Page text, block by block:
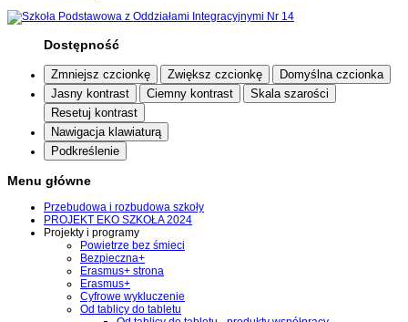
Dostępność
Zmniejsz czcionkę Zwiększ czcionkę
Domyślna czcionka
Jasny kontrast
Ciemny kontrast
Skala szarości
Resetuj kontrast
Nawigacja klawiaturą
Podkreślenie
Menu główne
Przebudowa i rozbudowa szkoły
PROJEKT EKO SZKOŁA 2024
Projekty i programy
Powietrze bez śmieci
Bezpieczna+
Erasmus+ strona
Erasmus+
Cyfrowe wykluczenie
Od tablicy do tabletu